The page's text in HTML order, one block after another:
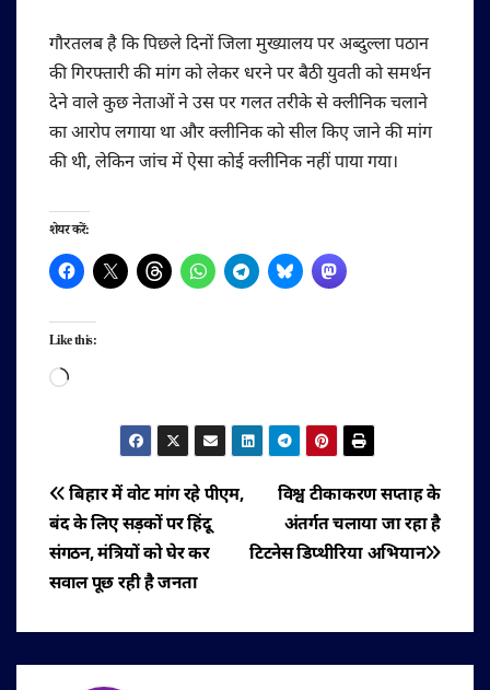
गौरतलब है कि पिछले दिनों जिला मुख्यालय पर अब्दुल्ला पठान
की गिरफ्तारी की मांग को लेकर धरने पर बैठी युवती को समर्थन
देने वाले कुछ नेताओं ने उस पर गलत तरीके से क्लीनिक चलाने
का आरोप लगाया था और क्लीनिक को सील किए जाने की मांग
की थी, लेकिन जांच में ऐसा कोई क्लीनिक नहीं पाया गया।
शेयर करें:
Like this:
Loading…
पोस्ट
नेविगेशन
विश्व टीकाकरण सप्ताह के
अंतर्गत चलाया जा रहा है
टिटनेस डिप्थीरिया अभियान
बिहार में वोट मांग रहे पीएम,
बंद के लिए सड़कों पर हिंदू
संगठन, मंत्रियों को घेर कर
सवाल पूछ रही है जनता